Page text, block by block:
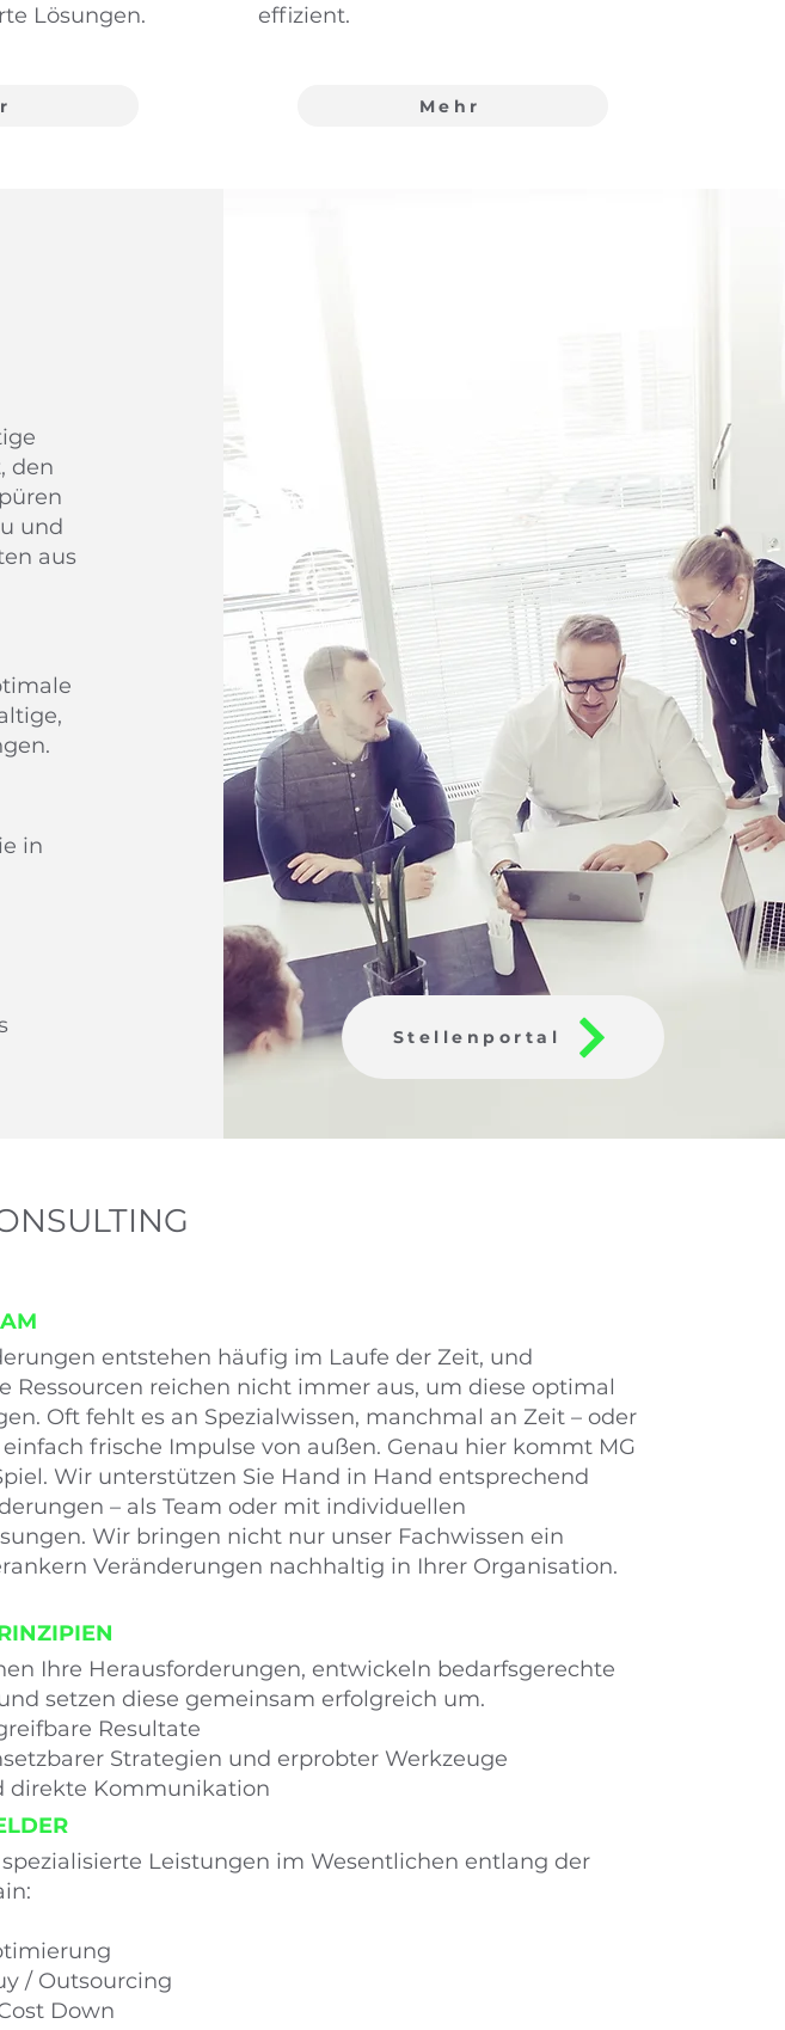
Lösungen.
effizient.
Mehr
den
und
aus
in
Stellenportal
entstehen häufig im Laufe der Zeit, und
Ressourcen reichen nicht immer aus, um diese optimal
Oft fehlt es an Spezialwissen, manchmal an Zeit – oder
frische Impulse von außen. Genau hier kommt MG
Wir unterstützen Sie Hand in Hand entsprechend
– als Team oder mit individuellen
Wir bringen nicht nur unser Fachwissen ein
Veränderungen nachhaltig in Ihrer Organisation.​
Ihre Herausforderungen, entwickeln bedarfsgerechte
setzen diese gemeinsam erfolgreich um.
Resultate
Strategien und erprobter Werkzeuge
direkte Kommunikation​
Leistungen im Wesentlichen entlang der
/ Outsourcing
Down